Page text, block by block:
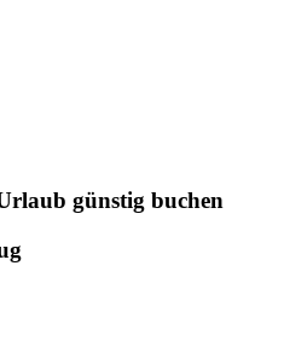
günstig buchen